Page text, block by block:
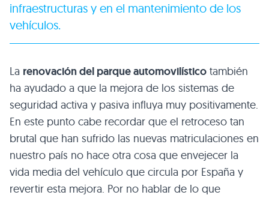
infraestructuras y en el mantenimiento de los
vehículos.
La renovación del parque automovilístico también
ha ayudado a que la mejora de los sistemas de
seguridad activa y pasiva influya muy positivamente.
En este punto cabe recordar que el retroceso tan
brutal que han sufrido las nuevas matriculaciones en
nuestro país no hace otra cosa que envejecer la
vida media del vehículo que circula por España y
revertir esta mejora. Por no hablar de lo que